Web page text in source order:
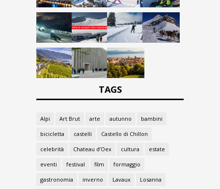
TAGS
Alpi Art Brut arte autunno bambini
bicicletta castelli Castello di Chillon
celebrità Chateau d’Oex cultura estate
eventi festival film formaggio
gastronomia inverno Lavaux Losanna